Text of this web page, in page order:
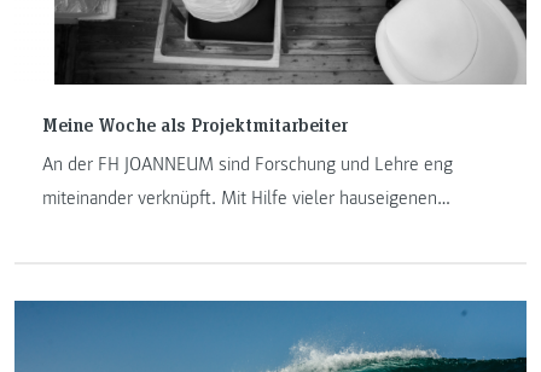
Meine Woche als Projektmitarbeiter
An der FH JOANNEUM sind Forschung und Lehre eng
miteinander verknüpft. Mit Hilfe vieler hauseigenen
die Studierenden der Hochschule weitergegeben.